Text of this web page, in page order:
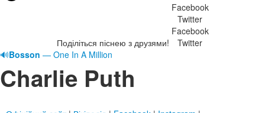
Поділіться піснею з друзями!
Facebook
Twitter
Facebook
Twitter
🔊Bosson — One In A Million
Charlie Puth